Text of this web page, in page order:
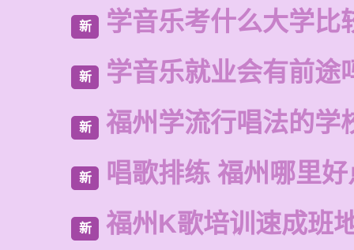
新 学音乐考什么大学比
新 学音乐就业会有前途
新 福州学流行唱法的学
新 唱歌排练 福州哪里好
新 福州K歌培训速成班